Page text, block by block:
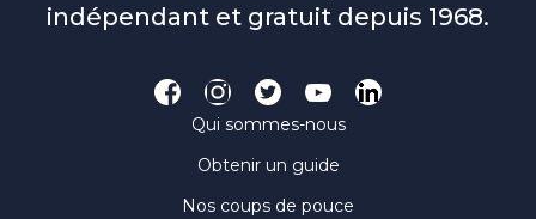
indépendant et gratuit depuis 1968.
Qui sommes-nous
Obtenir un guide
Nos coups de pouce